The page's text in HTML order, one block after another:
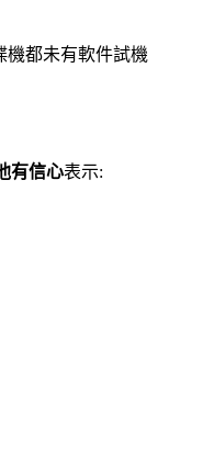
機都未有軟件試機
有信心表示: